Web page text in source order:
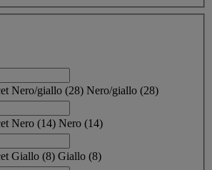
Nero/giallo (28) Nero/giallo (28)
Nero (14) Nero (14)
Giallo (8) Giallo (8)